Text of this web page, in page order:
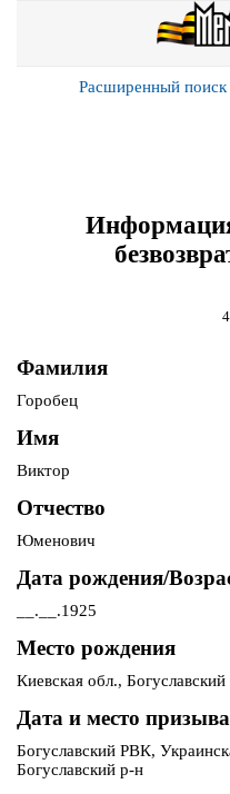
Расширенный поиск
Фамилия
Горобец
Имя
Виктор
Отчество
Юменович
Дата рождения/
__.__.1925
Место рождения
Киевская обл.,
Дата и место призыва
Богуславский РВК,
Богуславский р-н